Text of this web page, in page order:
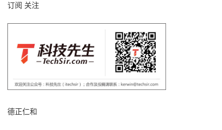
订阅 关注
德正仁和